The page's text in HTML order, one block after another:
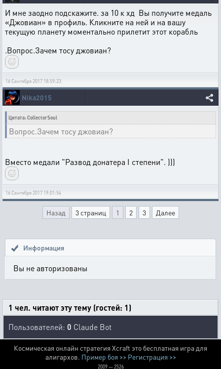
И мне заодно подскажите. за 10 к хд Вы получите медаль
«Джовиан» в профиль. Кликните на ней и на вашу
текущую планету моментально прилетит этот корабль
.Вопрос.Зачем тосу джовиан?
16 Сентября 2017 18:59:23
Nika2015
Цитата: CollectorSoul
Вопрос.Зачем тосу джовиан?
Вместо медали "Развод донатера I степени". )))
16 Сентября 2017 19:01:54
Назад 3 страниц 1 2 3 Далее
Информация
Вы не авторизованы
1 чел. читают эту тему (гостей: 1)
Пользователей: 0 Claude Bot
Космическая онлайн стратегия Xcraft это бесплатная игра для
алигархов. Пример боя >> Регистрация >>
2009 — 2526